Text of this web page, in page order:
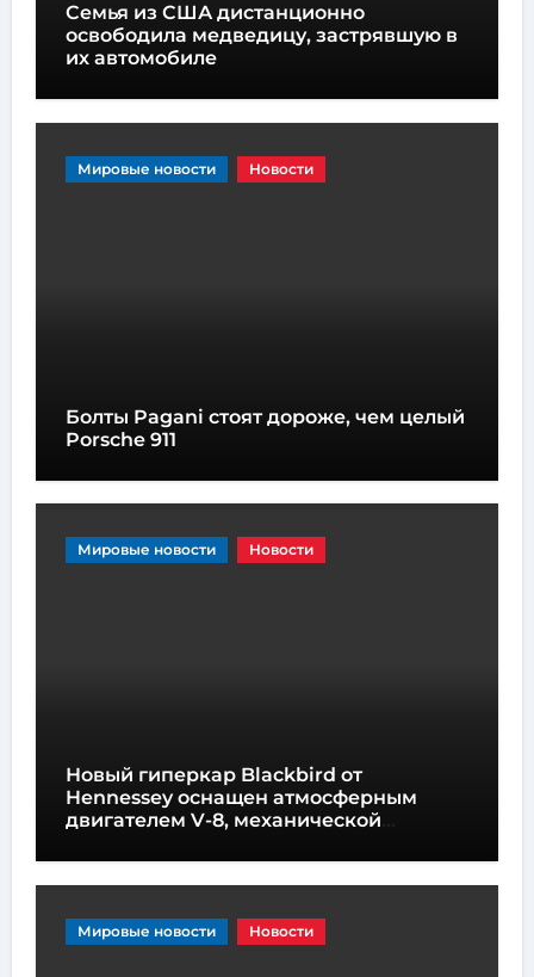
Семья из США дистанционно
освободила медведицу, застрявшую в
их автомобиле
Мировые новости Новости
Болты Pagani стоят дороже, чем целый
Porsche 911
Мировые новости Новости
Новый гиперкар Blackbird от
Hennessey оснащен атмосферным
двигателем V-8, механической
Мировые новости Новости